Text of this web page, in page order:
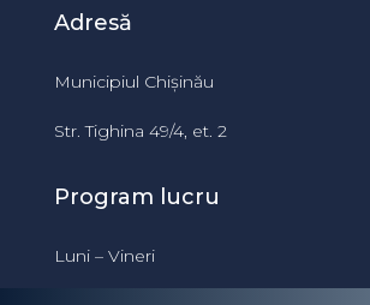
Adresă
Municipiul Chișinău
Str. Tighina 49/4, et. 2
Program lucru
Luni – Vineri